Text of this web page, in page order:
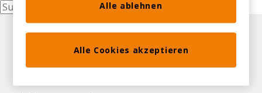
Alle ablehnen
Alle Cookies akzeptieren